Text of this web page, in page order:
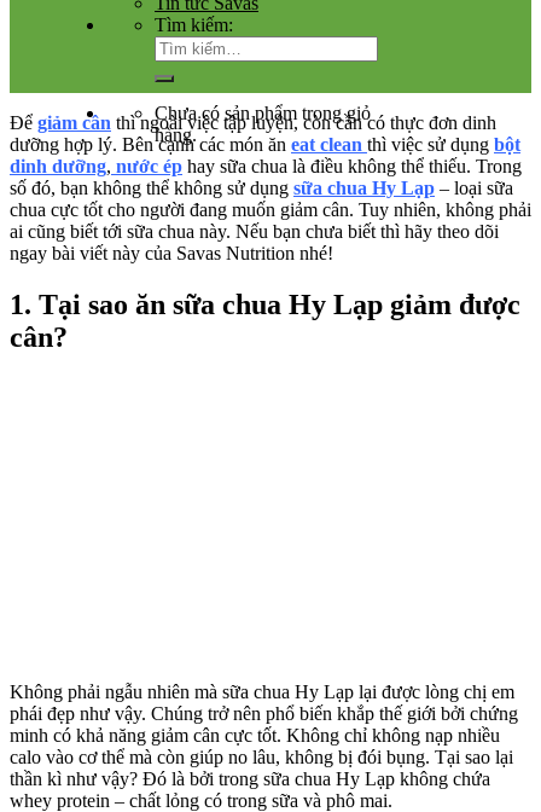
Tìm kiếm:
Chưa có sản phẩm trong giỏ
hàng.
Để giảm cân thì ngoài việc tập luyện, còn cần có thực đơn dinh
dưỡng hợp lý. Bên cạnh các món ăn eat clean thì việc sử dụng bột
dinh dưỡng, nước ép hay sữa chua là điều không thể thiếu. Trong
số đó, bạn không thể không sử dụng sữa chua Hy Lạp – loại sữa
chua cực tốt cho người đang muốn giảm cân. Tuy nhiên, không phải
ai cũng biết tới sữa chua này. Nếu bạn chưa biết thì hãy theo dõi
ngay bài viết này của Savas Nutrition nhé!
1. Tại sao ăn sữa chua Hy Lạp giảm được
cân?
Không phải ngẫu nhiên mà sữa chua Hy Lạp lại được lòng chị em
phái đẹp như vậy. Chúng trở nên phổ biến khắp thế giới bởi chứng
minh có khả năng giảm cân cực tốt. Không chỉ không nạp nhiều
calo vào cơ thể mà còn giúp no lâu, không bị đói bụng. Tại sao lại
thần kì như vậy? Đó là bởi trong sữa chua Hy Lạp không chứa
whey protein – chất lỏng có trong sữa và phô mai.